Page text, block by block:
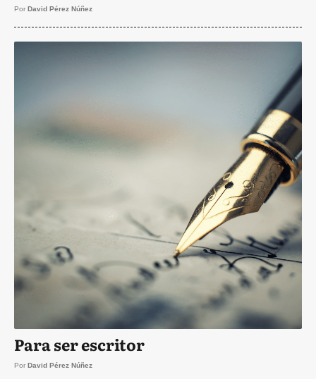
Por David Pérez Núñez
Para ser escritor
Por David Pérez Núñez